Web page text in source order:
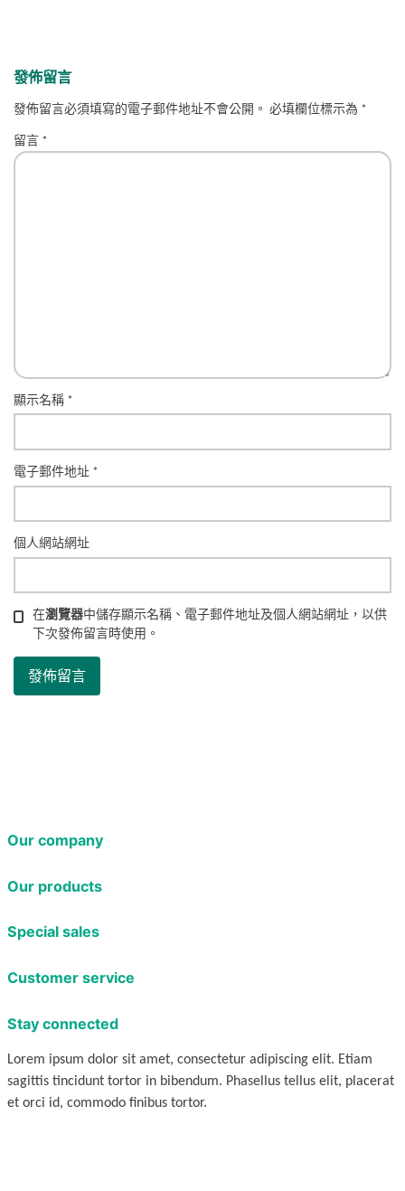
發佈留言
發佈留言必須填寫的電子郵件地址不會公開。 必填欄位標示為 *
留言 *
顯示名稱 *
電子郵件地址 *
個人網站網址
在瀏覽器中儲存顯示名稱、電子郵件地址及個人網站網址，以供
下次發佈留言時使用。
Our company
Our products
Special sales
Customer service
Stay connected
Lorem ipsum dolor sit amet, consectetur adipiscing elit. Etiam
sagittis tincidunt tortor in bibendum. Phasellus tellus elit, placerat
et orci id, commodo finibus tortor.